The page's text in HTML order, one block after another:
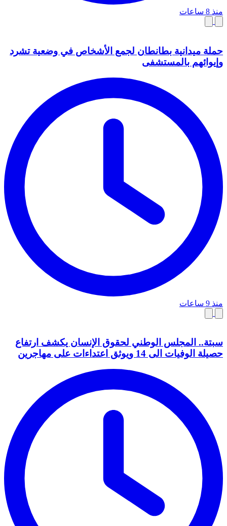
منذ 8 ساعات
حملة ميدانية بطانطان لجمع الأشخاص في وضعية تشرد
وإيوائهم بالمستشفى
منذ 9 ساعات
سبتة.. المجلس الوطني لحقوق الإنسان يكشف ارتفاع
حصيلة الوفيات الى 14 ويوثق اعتداءات على مهاجرين